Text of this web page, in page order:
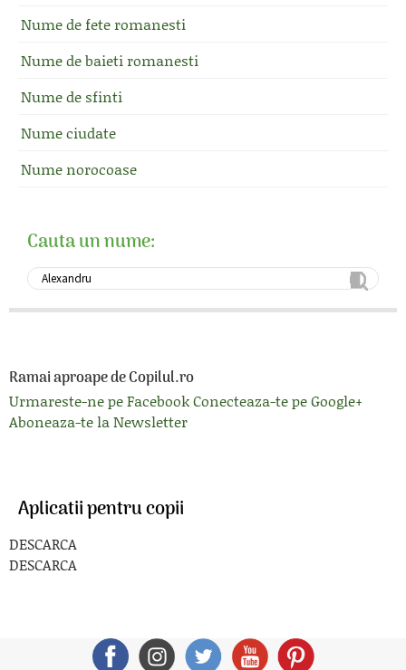
Nume de fete romanesti
Nume de baieti romanesti
Nume de sfinti
Nume ciudate
Nume norocoase
Cauta un nume:
Ramai aproape de Copilul.ro
Urmareste-ne pe FacebookConecteaza-te pe Google+
Aboneaza-te la Newsletter
Aplicatii pentru copii
DESCARCA
DESCARCA